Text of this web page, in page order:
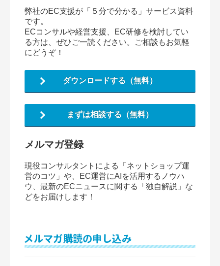
弊社のEC支援が「５分で分かる」サービス資料
です。
ECコンサルや経営支援、EC研修を検討してい
る方は、ぜひご一読ください。ご相談もお気軽
にどうぞ！
ダウンロードする（無料）
まずは相談する（無料）
メルマガ登録
現役コンサルタントによる「ネットショップ運
営のコツ」や、EC運営にAIを活用するノウハ
ウ、最新のECニュースに関する「独自解説」な
どをお届けします！